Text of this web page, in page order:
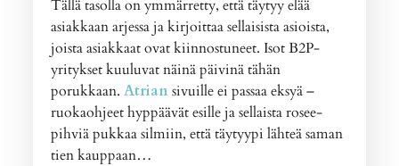
Tällä tasolla on ymmärretty, että täytyy elää
asiakkaan arjessa ja kirjoittaa sellaisista asioista,
joista asiakkaat ovat kiinnostuneet. Isot B2P-
yritykset kuuluvat näinä päivinä tähän
porukkaan.Atriansivuille ei passaa eksyä –
ruokaohjeet hyppäävät esille ja sellaista rosee-
pihviä pukkaa silmiin, että täytyypi lähteä saman
tien kauppaan…